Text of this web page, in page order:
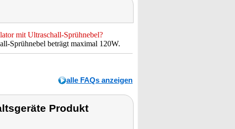
mit Ultraschall-Sprühnebel?
Sprühnebel beträgt maximal 120W.
alle FAQs anzeigen
Produkt